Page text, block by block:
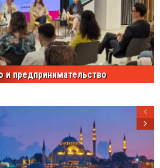
и предпринимательство